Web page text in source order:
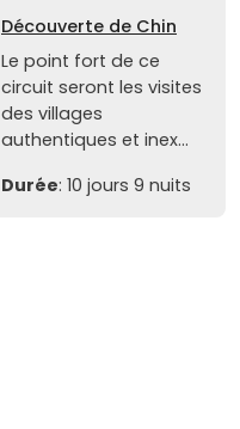
Découverte de Chin
Le point fort de ce
circuit seront les visites
des villages
authentiques et inex...
Durée: 10 jours 9 nuits